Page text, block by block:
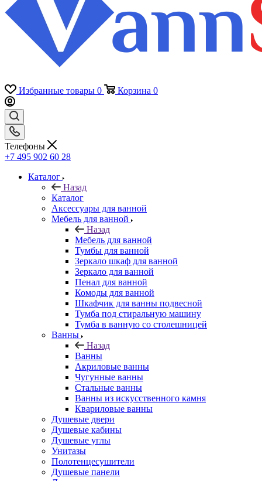
Избранные товары 0 Корзина 0
Телефоны
+7 495 902 60 28
Каталог
Назад
Каталог
Аксессуары для ванной
Мебель для ванной
Назад
Мебель для ванной
Тумбы для ванной
Зеркало шкаф для ванной
Зеркало для ванной
Пенал для ванной
Комоды для ванной
Шкафчик для ванны подвесной
Тумба под стиральную машину
Тумба в ванную со столешницей
Ванны
Назад
Ванны
Акриловые ванны
Чугунные ванны
Стальные ванны
Ванны из искусственного камня
Квариловые ванны
Душевые двери
Душевые кабины
Душевые углы
Унитазы
Полотенцесушители
Душевые панели